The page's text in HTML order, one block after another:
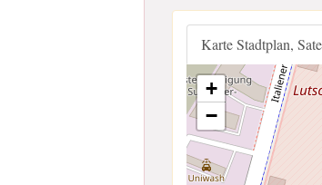
Karte Stadtplan,
+
−